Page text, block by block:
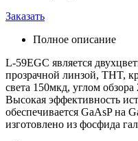
Заказать
Полное описание
L-59EGC является
прозрачной линзой, THT,
света 150мкд, углом
Высокая эффективность
обеспечивается GaAsP на
изготовлено из фосфида